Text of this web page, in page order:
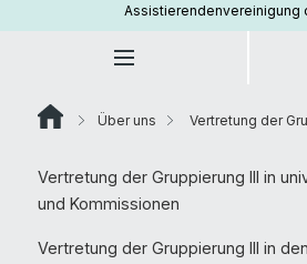
Assistierendenvereinigung
Über uns Vertretung der
Vertretung der Gruppierung III in
und Kommissionen
Vertretung der Gruppierung III in den